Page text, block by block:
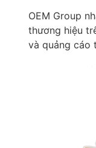
OEM Group
thương hiệu
và quảng cáo